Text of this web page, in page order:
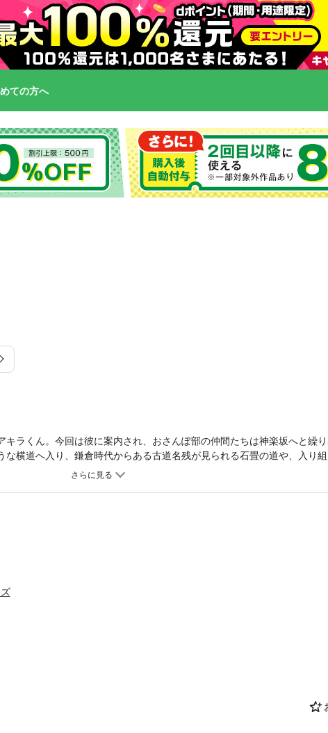
ての方へ
キラくん。今回は彼に案内され、おさんぽ部の仲間たちは神楽坂へと繰
な横道へ入り、鎌倉時代からある古道名残が見られる石畳の道や、入り組
家的名店・水辺のおしゃれなカフェなどなど、いたる所に魅力的な飲食店